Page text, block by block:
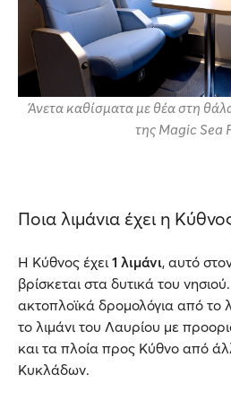
Άνετα καθίσματα με θέα στη
της Magic Sea
Ποια λιμάνια έχει η
Η Κύθνος έχει 1 λιμάνι, αυτό
βρίσκεται στα δυτικά του
ακτοπλοϊκά δρομολόγια από το
το λιμάνι του Λαυρίου με
και τα πλοία προς Κύθνο από
Κυκλάδων.